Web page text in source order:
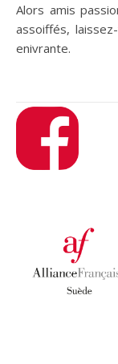
Alors amis
assoiffés,
enivrante.